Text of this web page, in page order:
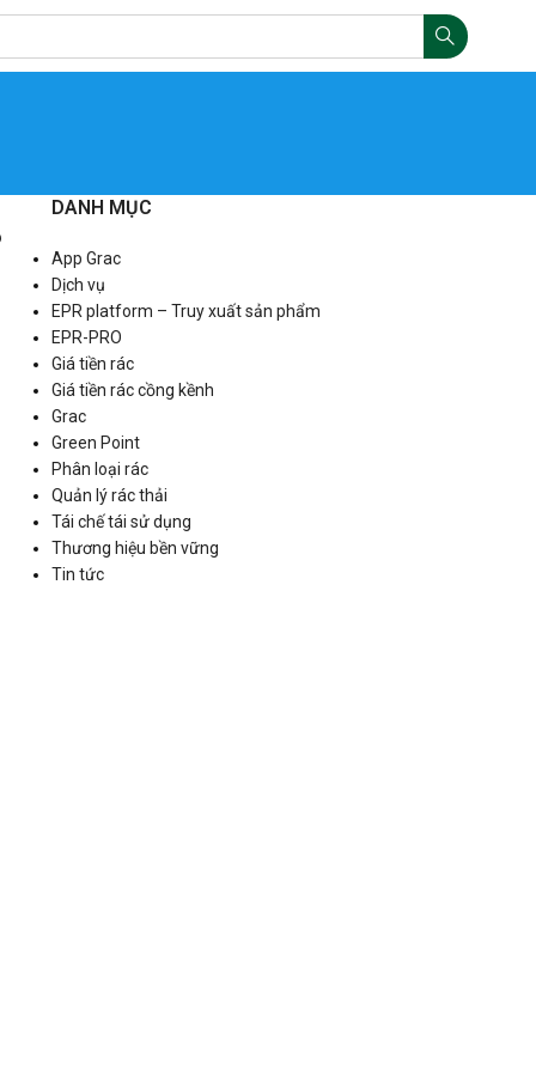
DANH MỤC
App Grac
Dịch vụ
EPR platform – Truy xuất sản phẩm
EPR-PRO
Giá tiền rác
Giá tiền rác cồng kềnh
Grac
Green Point
Phân loại rác
Quản lý rác thải
Tái chế tái sử dụng
Thương hiệu bền vững
Tin tức